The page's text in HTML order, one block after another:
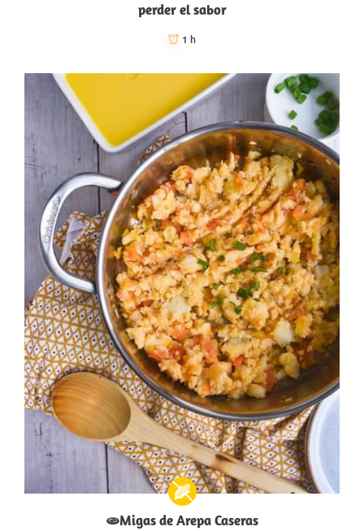
perder el sabor
1 h
🫓Migas de Arepa Caseras